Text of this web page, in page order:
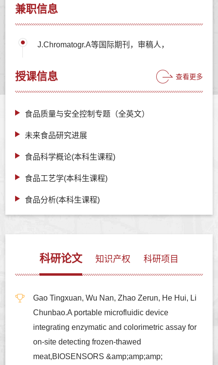
兼职信息
J.Chromatogr.A等国际期刊，审稿人，
授课信息 查看更多
食品质量与安全控制专题（全英文）
未来食品研究进展
食品科学概论(本科生课程)
食品工艺学(本科生课程)
食品分析(本科生课程)
科研论文 知识产权 科研项目
Gao Tingxuan, Wu Nan, Zhao Zerun, He Hui, Li
Chunbao.A portable microfluidic device
integrating enzymatic and colorimetric assay for
on-site detecting frozen-thawed
meat,BIOSENSORS &amp;amp;amp;